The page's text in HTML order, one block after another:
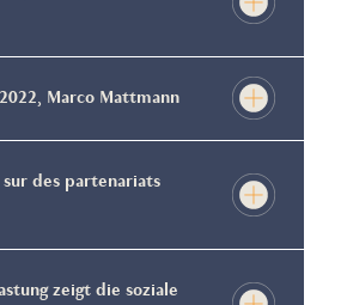
Marco Mattmann
sur des partenariats
zeigt die soziale